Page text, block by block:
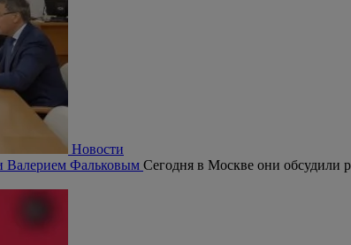
Новости
Валерием Фальковым Сегодня в Москве они обсудили